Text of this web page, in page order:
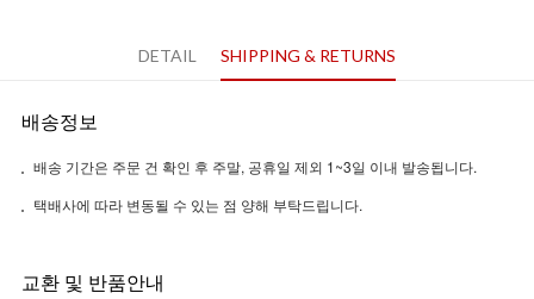
DETAIL SHIPPING & RETURNS
배송정보
배송 기간은 주문 건 확인 후 주말, 공휴일 제외 1~3일 이내 발송됩니다.
택배사에 따라 변동될 수 있는 점 양해 부탁드립니다.
교환 및 반품안내